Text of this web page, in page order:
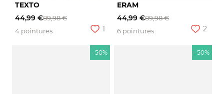
TEXTO
44,99 €89,98 €
4 pointures
1
ERAM
44,99 €89,98 €
6 pointures
2
-50% -50%